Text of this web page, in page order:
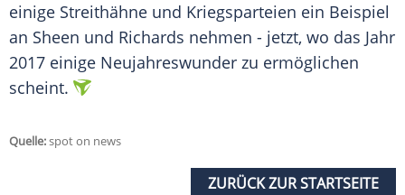
einige Streithähne und Kriegsparteien ein Beispiel
an Sheen und Richards nehmen - jetzt, wo das Jahr
2017 einige Neujahreswunder zu ermöglichen
scheint.
Quelle:spot on news
ZURÜCK ZUR STARTSEITE